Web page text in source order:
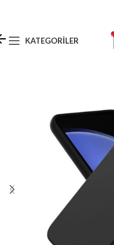
KATEGORILER